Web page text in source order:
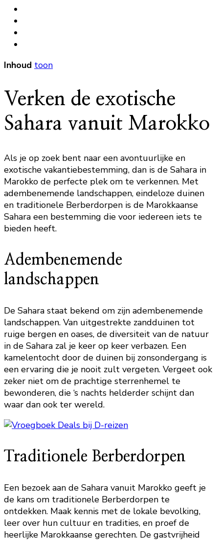
Inhoud toon
Verken de exotische
Sahara vanuit Marokko
Als je op zoek bent naar een avontuurlijke en
exotische vakantiebestemming, dan is de Sahara in
Marokko de perfecte plek om te verkennen. Met
adembenemende landschappen, eindeloze duinen
en traditionele Berberdorpen is de Marokkaanse
Sahara een bestemming die voor iedereen iets te
bieden heeft.
Adembenemende
landschappen
De Sahara staat bekend om zijn adembenemende
landschappen. Van uitgestrekte zandduinen tot
ruige bergen en oases, de diversiteit van de natuur
in de Sahara zal je keer op keer verbazen. Een
kamelentocht door de duinen bij zonsondergang is
een ervaring die je nooit zult vergeten. Vergeet ook
zeker niet om de prachtige sterrenhemel te
bewonderen, die ‘s nachts helderder schijnt dan
waar dan ook ter wereld.
Traditionele Berberdorpen
Een bezoek aan de Sahara vanuit Marokko geeft je
de kans om traditionele Berberdorpen te
ontdekken. Maak kennis met de lokale bevolking,
leer over hun cultuur en tradities, en proef de
heerlijke Marokkaanse gerechten. De gastvrijheid